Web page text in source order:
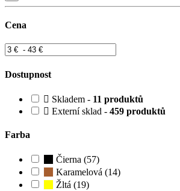
Cena
Dostupnost
Skladem - 11 produktů
Externí sklad - 459 produktů
Farba
Čierna (57)
Karamelová (14)
Žltá (19)